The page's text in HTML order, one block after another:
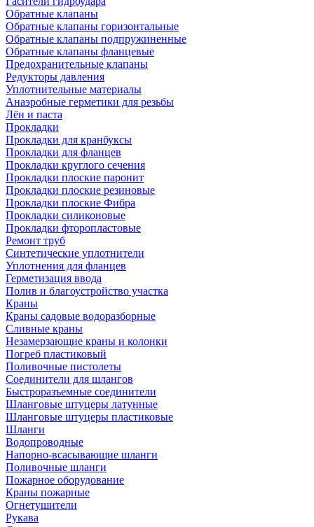
Обратные клапаны
Обратные клапаны горизонтальные
Обратные клапаны подпружиненные
Обратные клапаны фланцевые
Предохранительные клапаны
Редукторы давления
Уплотнительные материалы
Анаэробные герметики для резьбы
Лён и паста
Прокладки
Прокладки для кранбуксы
Прокладки для фланцев
Прокладки круглого сечения
Прокладки плоские паронит
Прокладки плоские резиновые
Прокладки плоские Фибра
Прокладки силиконовые
Прокладки фторопластовые
Ремонт труб
Синтетические уплотнители
Уплотнения для фланцев
Герметизация ввода
Полив и благоустройство участка
Краны
Краны садовые водоразборные
Сливные краны
Незамерзающие краны и колонки
Погреб пластиковый
Поливочные пистолеты
Соединители для шлангов
Быстроразъемные соединители
Шланговые штуцеры латунные
Шланговые штуцеры пластиковые
Шланги
Водопроводные
Напорно-всасывающие шланги
Поливочные шланги
Пожарное оборудование
Краны пожарные
Огнетушители
Рукава